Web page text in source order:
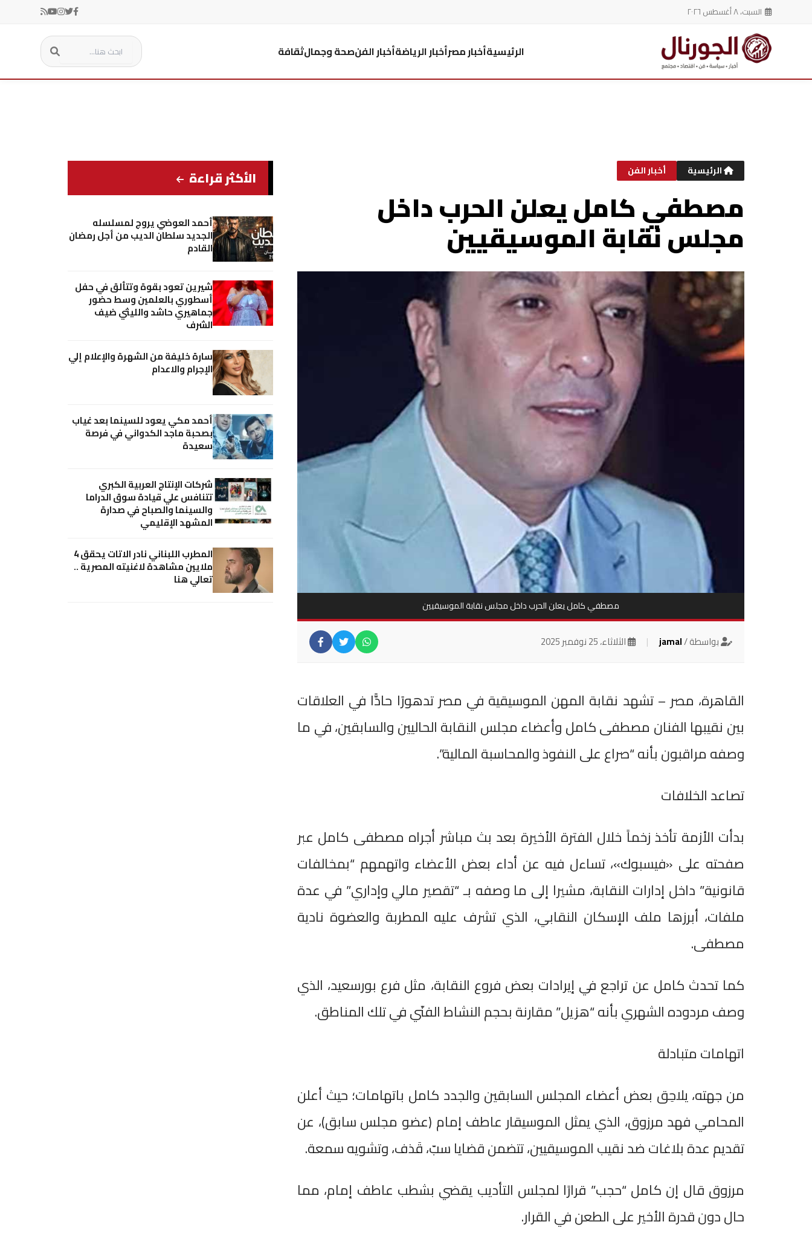
السبت، ٨ أغسطس ٢٠٢٦
الرئيسيةأخبار مصرأخبار الرياضةأخبار الفنصحة وجمالثقافة
الرئيسية أخبار الفن
مصطفي كامل يعلن الحرب داخل
مجلس نقابة الموسيقيين
مصطفي كامل يعلن الحرب داخل مجلس نقابة الموسيقيين
بواسطة /jamal
| الثلاثاء، 25 نوفمبر 2025
القاهرة، مصر – تشهد نقابة المهن الموسيقية في مصر تدهورًا حادًّا في العلاقات
بين نقيبها الفنان مصطفى كامل وأعضاء مجلس النقابة الحاليين والسابقين، في ما
وصفه مراقبون بأنه “صراع على النفوذ والمحاسبة المالية”.
تصاعد الخلافات
بدأت الأزمة تأخذ زخماً خلال الفترة الأخيرة بعد بث مباشر أجراه مصطفى كامل عبر
صفحته على «فيسبوك»، تساءل فيه عن أداء بعض الأعضاء واتهمهم “بمخالفات
قانونية” داخل إدارات النقابة، مشيرا إلى ما وصفه بـ “تقصير مالي وإداري” في عدة
ملفات، أبرزها ملف الإسكان النقابي، الذي تشرف عليه المطربة والعضوة نادية
مصطفى.
كما تحدث كامل عن تراجع في إيرادات بعض فروع النقابة، مثل فرع بورسعيد، الذي
وصف مردوده الشهري بأنه “هزيل” مقارنة بحجم النشاط الفنّي في تلك المناطق.
اتهامات متبادلة
من جهته، يلاحِق بعض أعضاء المجلس السابقين والجدد كامل باتهامات؛ حيث أعلن
المحامي فهد مرزوق، الذي يمثل الموسيقار عاطف إمام (عضو مجلس سابق)، عن
تقديم عدة بلاغات ضد نقيب الموسيقيين، تتضمن قضايا سبّ، قَذف، وتشويه سمعة.
مرزوق قال إن كامل “حجب” قرارًا لمجلس التأديب يقضي بشطب عاطف إمام، مما
حال دون قدرة الأخير على الطعن في القرار.
الأكثر قراءة
أحمد العوضي يروج لمسلسله
الجديد سلطان الديب من أجل رمضان
القادم
شيرين تعود بقوة وتتألق في حفل
أسطوري بالعلمين وسط حضور
جماهيري حاشد والليثي ضيف
الشرف
سارة خليفة من الشهرة والإعلام إلي
الإجرام والاعدام
أحمد مكي يعود للسينما بعد غياب
بصحبة ماجد الكدواني في فرصة
سعيدة
شركات الإنتاج العربية الكبري
تتنافس علي قيادة سوق الدراما
والسينما والصباح في صدارة
المشهد الإقليمي
المطرب اللبناني نادر الاتات يحقق 4
ملايين مشاهدة لاغنيته المصرية ..
تعالي هنا